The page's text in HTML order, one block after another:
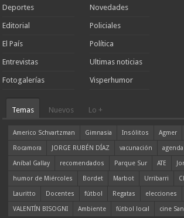
Deportes
Editorial
El País
Entrevistas
Fotogalerías
Novedades
Policiales
Política
Ultimas noticias
Visperhumor
Temas Nuevos Lo +
Americo Schvartzman Gimnasia Insólitos Agmer
Rocamora
JORGE RUBÉN DÍAZ vacunación agenda
Aníbal Gallay
recomendados Parque Sur ATE
humor de Miércoles
Bordet Marbot Urribarri
Lauritto
Docentes fútbol Regatas elecciones
VALENTÍN BISOGNI
Ambiente fútbol local cine